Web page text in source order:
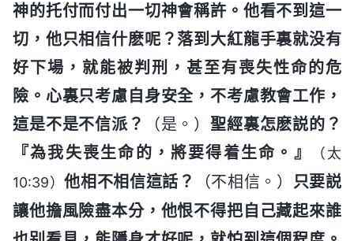
神的托付而付出一切神會稱許。他看不到這一
切，他只相信什麽呢？落到大紅龍手裏就没有
好下場，就能被判刑，甚至有喪失性命的危
險。心裏只考慮自身安全，不考慮教會工作，
這是不是不信派？
（是。）聖經裏怎麽説的？
『為我失喪生命的，將要得着生命。』
（太
10:39）他相不相信這話？ （不相信。） 只要説
讓他擔風險盡本分，他恨不得把自己藏起來誰